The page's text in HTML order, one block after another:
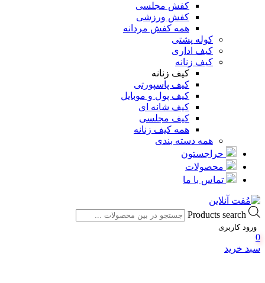
کفش مجلسی
کفش ورزشی
همه کفش مردانه
کوله پشتی
کیف اداری
کیف زنانه
کیف زنانه
کیف پاسپورتی
کیف پول و موبایل
کیف شانه ای
کیف مجلسی
همه کیف زنانه
همه دسته بندی
حراجستون
محصولات
تماس با ما
Products search
ورود کاربری
0
سبد خرید